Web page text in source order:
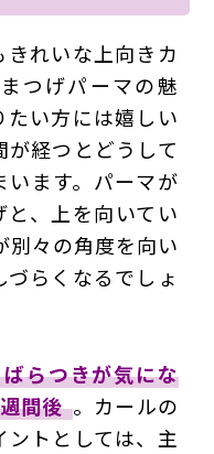
れいな上向きカ
つげパーマの魅
い方には嬉しい
経つとどうして
います。パーマが
と、上を向いてい
々の角度を向い
らくなるでしょ
ばらつきが気にな
間後 。カールの
トとしては、主